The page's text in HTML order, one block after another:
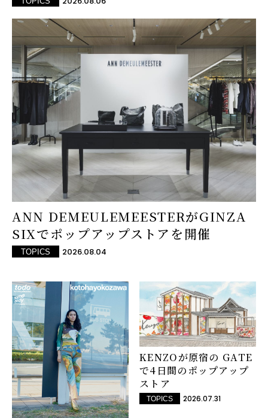
ANN DEMEULEMEESTERがGINZA
SIXでポップアップストアを開催
TOPICS 2026.08.04
KENZOが原宿の GATE
で4日間のポップアップ
ストア
TOPICS 2026.07.31